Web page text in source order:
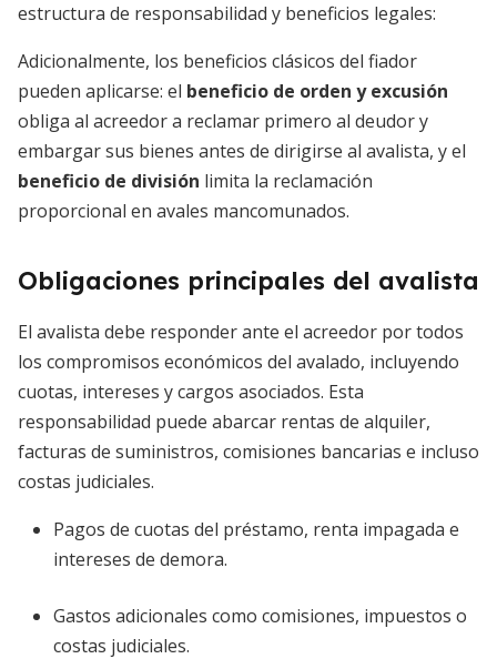
estructura de responsabilidad y beneficios legales:
Adicionalmente, los beneficios clásicos del fiador
pueden aplicarse: el beneficio de orden y excusión
obliga al acreedor a reclamar primero al deudor y
embargar sus bienes antes de dirigirse al avalista, y el
beneficio de división limita la reclamación
proporcional en avales mancomunados.
Obligaciones principales del avalista
El avalista debe responder ante el acreedor por todos
los compromisos económicos del avalado, incluyendo
cuotas, intereses y cargos asociados. Esta
responsabilidad puede abarcar rentas de alquiler,
facturas de suministros, comisiones bancarias e incluso
costas judiciales.
Pagos de cuotas del préstamo, renta impagada e
intereses de demora.
Gastos adicionales como comisiones, impuestos o
costas judiciales.